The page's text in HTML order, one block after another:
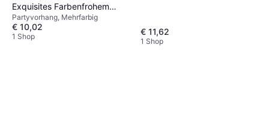
Exquisites Farbenfrohem
Buchstabendruck
Partyvorhang, Mehrfarbig
€ 10,02
1 Shop € 11,62
1 Shop